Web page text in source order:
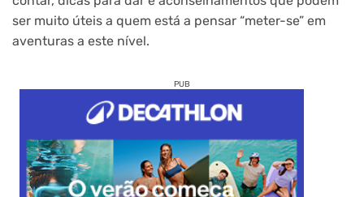
ser muito úteis a quem está a pensar “meter-se” em
aventuras a este nível.
PUB